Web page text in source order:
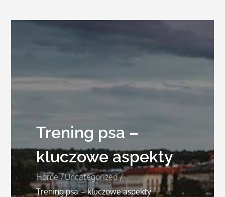
Trening psa –
kluczowe aspekty
Home
Uncategorized
Trening psa – kluczowe aspekty